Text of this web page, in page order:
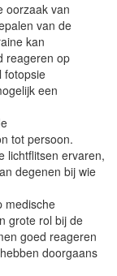
oorzaak van
van de
kan
reageren op
fotopsie
een
tot persoon.
lichtflitsen ervaren,
degenen bij wie
medische
grote rol bij de
goed reageren
doorgaans